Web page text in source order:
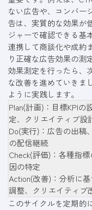
ない広告や、コンバー
告は、実質的な効果が
ジャーで確認できる基
連携して商談化や成約
り正確な広告効果の測
効果測定を行ったら、
な改善を進めていきま
ように実践します。
Plan(計画)：目標KPI
定、クリエイティブ設
Do(実行)：広告の出稿
の配信継続
Check(評価)：各種指
因の特定
Action(改善)：分析に
調整、クリエイティブ
このサイクルを定期的